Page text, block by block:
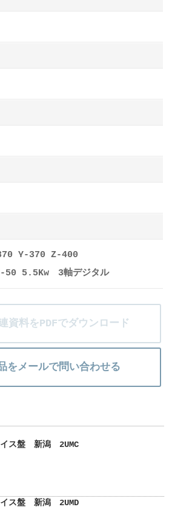
Y-370 Z-400
50 5.5Kw 3軸デジタル
資料をPDFでダウンロード
メールで問い合わせる
イス盤 新潟 2UMC
イス盤 新潟 2UMD